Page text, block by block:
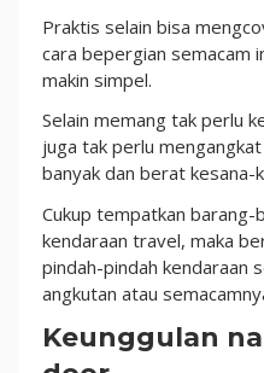
Praktis selain bisa
cara bepergian semacam
makin simpel.
Selain memang tak perlu
juga tak perlu
banyak dan berat kesana-
Cukup tempatkan
kendaraan travel, maka
pindah-pindah kendaraan
angkutan atau
Keunggulan